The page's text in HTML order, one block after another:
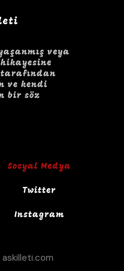
veya
ve kendi
bir söz
Sosyal Medya
Twitter
Instagram